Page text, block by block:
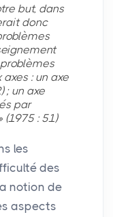
but, dans
donc
problèmes
: un axe
; un axe
par
(1975 : 51)
les
des
notion de
aspects